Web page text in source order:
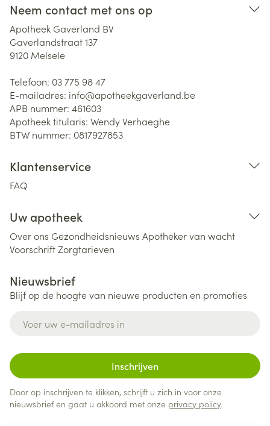
Neem contact met ons op
Apotheek Gaverland BV
Gaverlandstraat 137
9120 Melsele
Telefoon: 03 775 98 47
E-mailadres: info@apotheekgaverland.be
APB nummer: 461603
Apotheek titularis: Wendy Verhaeghe
BTW nummer: 0817927853
Klantenservice
FAQ
Uw apotheek
Over ons Gezondheidsnieuws Apotheker van wacht
VoorschriftZorgtarieven
Nieuwsbrief
Blijf op de hoogte van nieuwe producten en promoties
Inschrijven
Door op inschrijven te klikken, schrijft u zich in voor onze
nieuwsbrief en gaat u akkoord met onze privacy policy.